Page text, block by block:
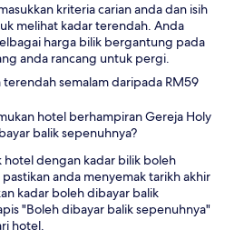
kriteria carian anda dan isih
melihat kadar terendah. Anda
harga bilik bergantung pada
anda rancang untuk pergi.
terendah semalam daripada RM59
hotel berhampiran Gereja Holy
balik sepenuhnya?
hotel dengan kadar bilik boleh
anda menyemak tarikh akhir
kadar boleh dibayar balik
"Boleh dibayar balik sepenuhnya"
hotel.